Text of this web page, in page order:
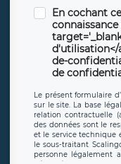
En cochant
d'utilisation</
de-
de
Le présent formulaire
sur le site. La base
relation contractuelle
des données sont le
et le service technique
le sous-traitant
personne légalement